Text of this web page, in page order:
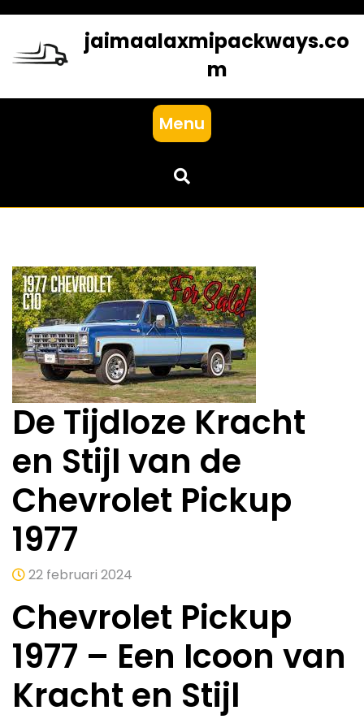
content
jaimaalaxmipackways.co
m
Menu
De Tijdloze Kracht
en Stijl van de
Chevrolet Pickup
1977
22 februari 2024
Chevrolet Pickup
1977 – Een Icoon van
Kracht en Stijl